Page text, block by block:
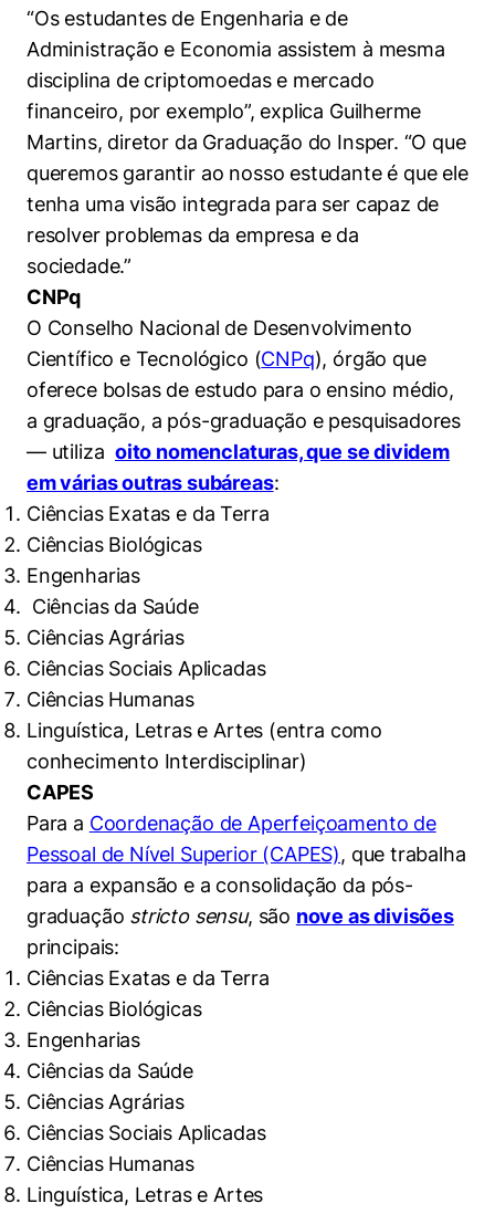
“Os estudantes de Engenharia e de
Administração e Economia assistem à mesma
disciplina de criptomoedas e mercado
financeiro, por exemplo”, explica Guilherme
Martins, diretor da Graduação do Insper. “O que
queremos garantir ao nosso estudante é que ele
tenha uma visão integrada para ser capaz de
resolver problemas da empresa e da
sociedade.”
CNPq
O Conselho Nacional de Desenvolvimento
Científico e Tecnológico (CNPq), órgão que
oferece bolsas de estudo para o ensino médio,
a graduação, a pós-graduação e pesquisadores
— utilizaoito nomenclaturas, que se dividem
em várias outras subáreas:
Ciências Exatas e da Terra
Ciências Biológicas
Engenharias
Ciências da Saúde
Ciências Agrárias
Ciências Sociais Aplicadas
Ciências Humanas
Linguística, Letras e Artes (entra como
conhecimento Interdisciplinar)
CAPES
Para a Coordenação de Aperfeiçoamento de
Pessoal de Nível Superior (CAPES), que trabalha
para a expansão e a consolidação da pós-
graduação stricto sensu, são nove as divisões
principais:
Ciências Exatas e da Terra
Ciências Biológicas
Engenharias
Ciências da Saúde
Ciências Agrárias
Ciências Sociais Aplicadas
Ciências Humanas
Linguística, Letras e ArtesCookies de preferências de usuário